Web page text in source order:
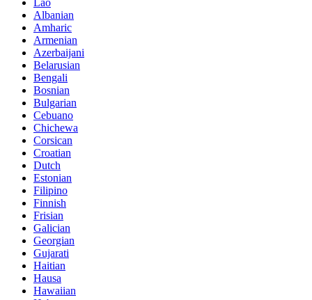
Lao
Albanian
Amharic
Armenian
Azerbaijani
Belarusian
Bengali
Bosnian
Bulgarian
Cebuano
Chichewa
Corsican
Croatian
Dutch
Estonian
Filipino
Finnish
Frisian
Galician
Georgian
Gujarati
Haitian
Hausa
Hawaiian